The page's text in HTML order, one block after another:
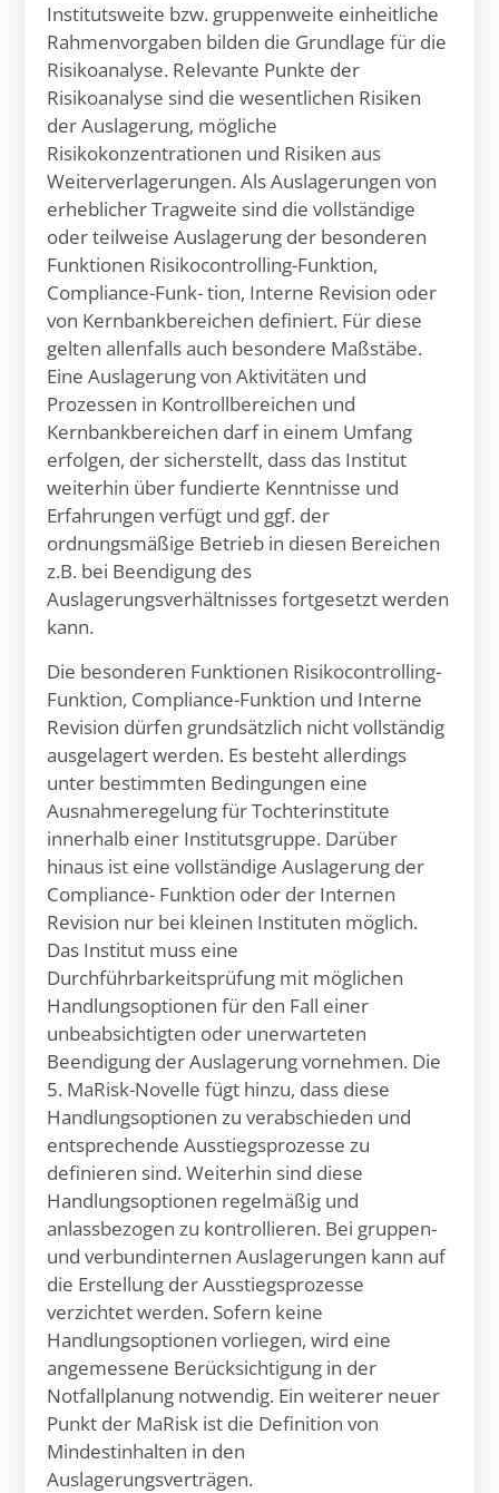
Institutsweite bzw. gruppenweite einheitliche
Rahmenvorgaben bilden die Grundlage für die
Risikoanalyse. Relevante Punkte der
Risikoanalyse sind die wesentlichen Risiken
der Auslagerung, mögliche
Risikokonzentrationen und Risiken aus
Weiterverlagerungen. Als Auslagerungen von
erheblicher Tragweite sind die vollständige
oder teilweise Auslagerung der besonderen
Funktionen Risikocontrolling-Funktion,
Compliance-Funk- tion, Interne Revision oder
von Kernbankbereichen definiert. Für diese
gelten allenfalls auch besondere Maßstäbe.
Eine Auslagerung von Aktivitäten und
Prozessen in Kontrollbereichen und
Kernbankbereichen darf in einem Umfang
erfolgen, der sicherstellt, dass das Institut
weiterhin über fundierte Kenntnisse und
Erfahrungen verfügt und ggf. der
ordnungsmäßige Betrieb in diesen Bereichen
z.B. bei Beendigung des
Auslagerungsverhältnisses fortgesetzt werden
kann.
Die besonderen Funktionen Risikocontrolling-
Funktion, Compliance-Funktion und Interne
Revision dürfen grundsätzlich nicht vollständig
ausgelagert werden. Es besteht allerdings
unter bestimmten Bedingungen eine
Ausnahmeregelung für Tochterinstitute
innerhalb einer Institutsgruppe. Darüber
hinaus ist eine vollständige Auslagerung der
Compliance- Funktion oder der Internen
Revision nur bei kleinen Instituten möglich.
Das Institut muss eine
Durchführbarkeitsprüfung mit möglichen
Handlungsoptionen für den Fall einer
unbeabsichtigten oder unerwarteten
Beendigung der Auslagerung vornehmen. Die
5. MaRisk-Novelle fügt hinzu, dass diese
Handlungsoptionen zu verabschieden und
entsprechende Ausstiegsprozesse zu
definieren sind. Weiterhin sind diese
Handlungsoptionen regelmäßig und
anlassbezogen zu kontrollieren. Bei gruppen-
und verbundinternen Auslagerungen kann auf
die Erstellung der Ausstiegsprozesse
verzichtet werden. Sofern keine
Handlungsoptionen vorliegen, wird eine
angemessene Berücksichtigung in der
Notfallplanung notwendig. Ein weiterer neuer
Punkt der MaRisk ist die Definition von
Mindestinhalten in den
Auslagerungsverträgen.